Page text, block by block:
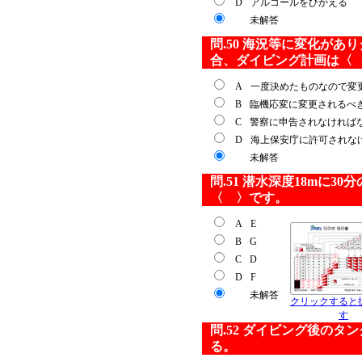
D
アルコールをひかえる
未解答
問.50 海況等に変化があ
合、ダイビング計画は
A
一度決めたものなので変
B
臨機応変に変更されるべ
C
警察に申告されなければ
D
海上保安庁に許可されな
未解答
問.51 潜水深度18mに30
〈 〉です。
A
E
B
G
C
D
D
F
未解答
クリックすると
す
問.52 ダイビング後のタ
る。